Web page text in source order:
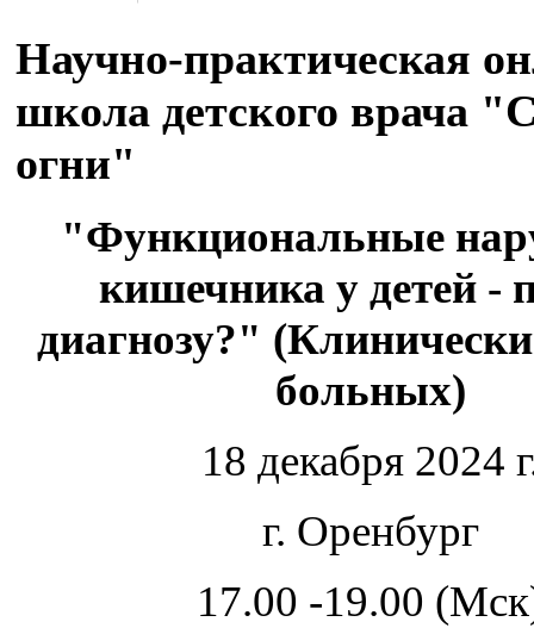
Научно-практическая
школа детского врача
огни"
"Функциональные
кишечника у детей -
диагнозу?"
больных)
18 декабря 2024
г. Оренбург
17.00 -19.00